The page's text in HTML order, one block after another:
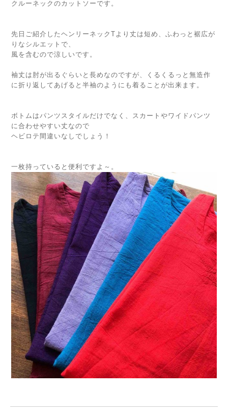
クルーネックのカットソーです。
先日ご紹介したヘンリーネックTより丈は短め、ふわっと裾広が
りなシルエットで、
風を含むので涼しいです。
袖丈は肘が出るぐらいと長めなのですが、くるくるっと無造作
に折り返してあげると半袖のようにも着ることが出来ます。
ボトムはパンツスタイルだけでなく、スカートやワイドパンツ
に合わせやすい丈なので
ヘビロテ間違いなしでしょう！
一枚持っていると便利ですよ～。